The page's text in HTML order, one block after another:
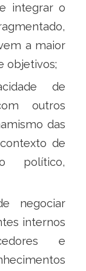
integrar o
a maior
objetivos;
de
outros
das
de
político,
negociar
internos
e